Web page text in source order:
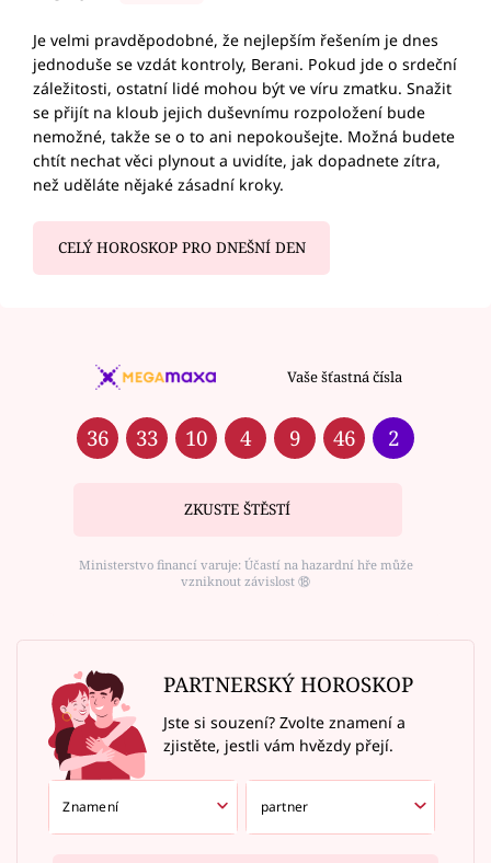
Je velmi pravděpodobné, že nejlepším řešením je dnes
jednoduše se vzdát kontroly, Berani. Pokud jde o srdeční
záležitosti, ostatní lidé mohou být ve víru zmatku. Snažit
se přijít na kloub jejich duševnímu rozpoložení bude
nemožné, takže se o to ani nepokoušejte. Možná budete
chtít nechat věci plynout a uvidíte, jak dopadnete zítra,
než uděláte nějaké zásadní kroky.
CELÝ HOROSKOP PRO DNEŠNÍ DEN
Vaše šťastná čísla
36 33 10 4 9 46 2
ZKUSTE ŠTĚSTÍ
Ministerstvo financí varuje: Účastí na hazardní hře může
vzniknout závislost ⑱
PARTNERSKÝ HOROSKOP
Jste si souzení? Zvolte znamení a
zjistěte, jestli vám hvězdy přejí.